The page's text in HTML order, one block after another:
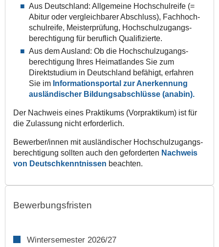
Aus Deutschland: Allgemeine Hochschul­reife (=
Abitur oder vergleichbarer Abschluss), Fach­hoch­
schul­reife, Meister­prüfung, Hochschul­zugangs­
berechtigung für beruflich Qualifizierte.
Aus dem Ausland: Ob die Hochschul­zugangs­
berechtigung Ihres Heimatlandes Sie zum
Direktstudium in Deutschland befähigt, erfahren
Sie im Informations­portal zur Anerkennung
ausländischer Bildungs­abschlüsse (anabin).
Der Nachweis eines Praktikums (Vorpraktikum) ist für
die Zulassung nicht erforderlich.
Bewerber/innen mit ausländischer Hochschul­­zugangs­­
berechtigung sollten auch den geforderten Nachweis
von Deutsch­kenntnissen beachten.
Bewerbungsfristen
Wintersemester 2026/27